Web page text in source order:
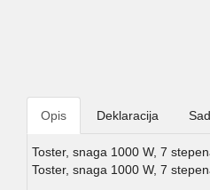
Opis Deklaracija
Toster, snaga 1000 W, 7
Toster, snaga 1000 W, 7